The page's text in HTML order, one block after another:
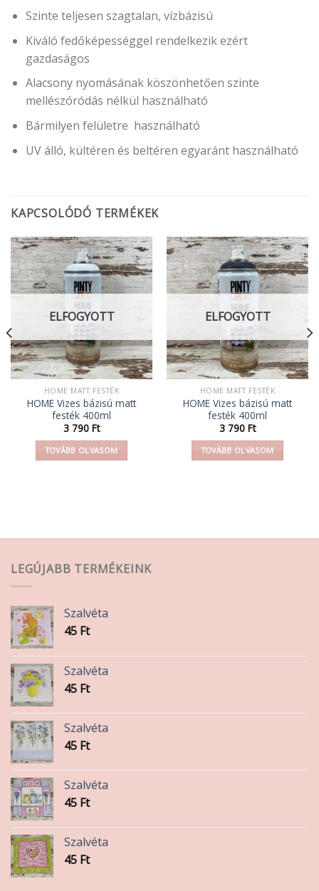
Szinte teljesen szagtalan, vízbázisú
Kiváló fedőképességgel rendelkezik ezért
gazdaságos
Alacsony nyomásának köszönhetően szinte
mellészóródás nélkül használható
Bármilyen felületre használható
UV álló, kültéren és beltéren egyaránt használható
KAPCSOLÓDÓ TERMÉKEK
ELFOGYOTT
HOME MATT FESTÉK
HOME Vizes bázisú matt
festék 400ml
3 790 Ft
TOVÁBB OLVASOM
ELFOGYOTT
HOME MATT FESTÉK
HOME Vizes bázisú matt
festék 400ml
3 790 Ft
TOVÁBB OLVASOM
LEGÚJABB TERMÉKEINK
Szalvéta
45 Ft
Szalvéta
45 Ft
Szalvéta
45 Ft
Szalvéta
45 Ft
Szalvéta
45 Ft